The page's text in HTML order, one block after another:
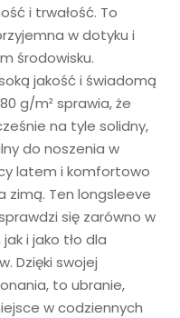
i trwałość. To
w dotyku i
środowisku.
jakość i świadomą
g/m² sprawia, że
na tyle solidny,
do noszenia w
latem i komfortowo
zimą. Ten longsleeve
się zarówno w
i jako tło dla
Dzięki swojej
to ubranie,
w codziennych